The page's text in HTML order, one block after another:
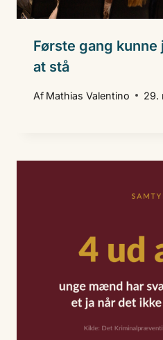
Første gang kunne
at stå
Af Mathias Valentino 29.